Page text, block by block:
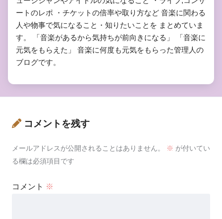
ートのレポ ・チケットの倍率や取り方など 音楽に関わる
人や物事で気になること・知りたいことを まとめていま
す。 「音楽があるから気持ちが前向きになる」 「音楽に
元気をもらえた」 音楽に何度も元気をもらった管理人の
ブログです。
コメントを残す
メールアドレスが公開されることはありません。 ※ が付いてい
る欄は必須項目です
コメント ※